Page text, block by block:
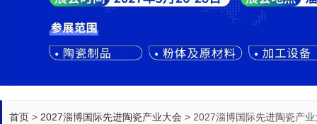
首页 > 2027淄博国际先进陶瓷产业大会 > 2027淄博国际先进陶瓷产业